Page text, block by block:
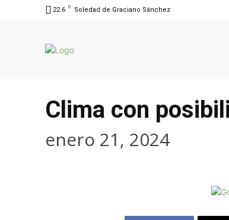
22.6 C Soledad de Graciano Sánchez
Clima con
enero 21, 2024